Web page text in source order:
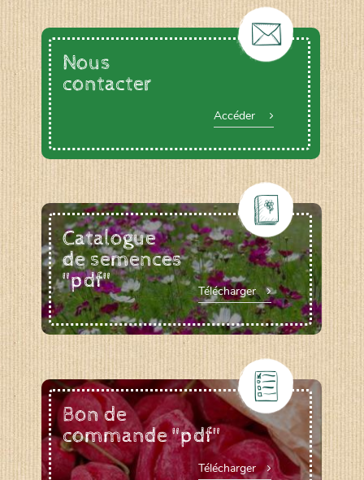
Nous
contacter
Accéder
Catalogue
de semences
"pdf"
Télécharger
Bon de
commande "pdf"
Télécharger